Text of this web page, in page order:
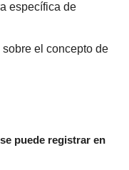
específica de
el concepto de
puede registrar en